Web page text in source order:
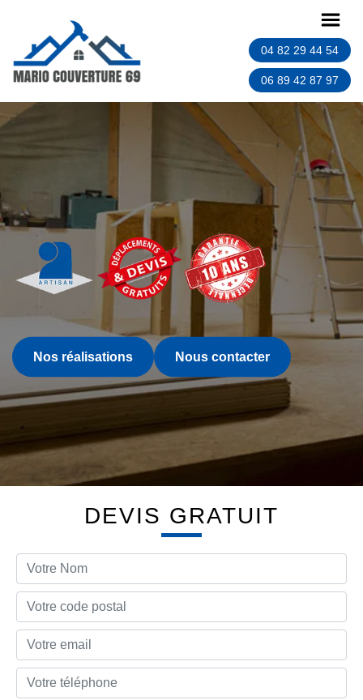
04 82 29 44 54
06 89 42 87 97
Nos réalisations Nous contacter
DEVIS GRATUIT